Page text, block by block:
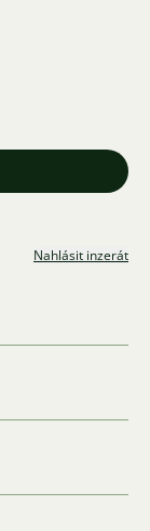
Nahlásit inzerát